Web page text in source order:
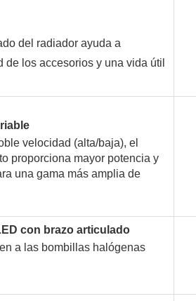
del radiador ayuda a
los accesorios y una vida útil
velocidad (alta/baja), el
proporciona mayor potencia y
una gama más amplia de
con brazo articulado
a las bombillas halógenas